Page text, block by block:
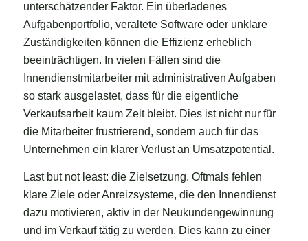
unterschätzender Faktor. Ein überladenes
Aufgabenportfolio, veraltete Software oder unklare
Zuständigkeiten können die Effizienz erheblich
beeinträchtigen. In vielen Fällen sind die
Innendienstmitarbeiter mit administrativen Aufgaben
so stark ausgelastet, dass für die eigentliche
Verkaufsarbeit kaum Zeit bleibt. Dies ist nicht nur für
die Mitarbeiter frustrierend, sondern auch für das
Unternehmen ein klarer Verlust an Umsatzpotential.
Last but not least: die Zielsetzung. Oftmals fehlen
klare Ziele oder Anreizsysteme, die den Innendienst
dazu motivieren, aktiv in der Neukundengewinnung
und im Verkauf tätig zu werden. Dies kann zu einer